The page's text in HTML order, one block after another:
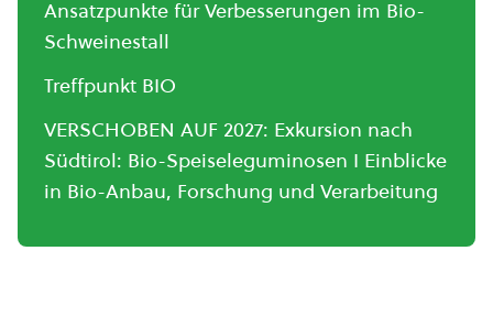
Ansatzpunkte für Verbesserungen im Bio-
Schweinestall
Treffpunkt BIO
VERSCHOBEN AUF 2027: Exkursion nach
Südtirol: Bio-Speiseleguminosen I Einblicke
in Bio-Anbau, Forschung und Verarbeitung